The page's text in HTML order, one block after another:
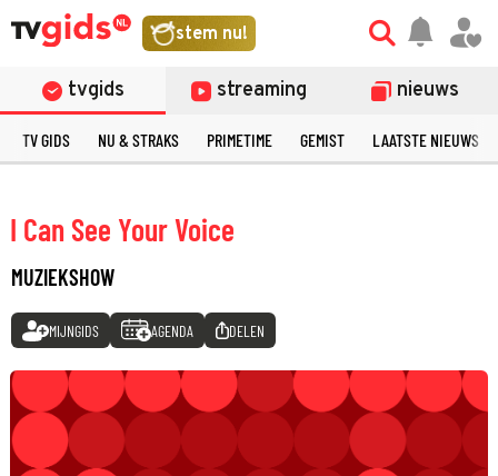
stem nu!
tvgids streaming nieuws
TV GIDS NU & STRAKS PRIMETIME GEMIST LAATSTE NIEUWS
I Can See Your Voice
MUZIEKSHOW
MIJNGIDS AGENDA DELEN